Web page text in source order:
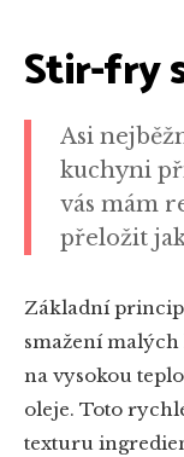
Stir-fry
Asi
kuchyni
vás mám
přeložit
Základní
smažení malých
na vysokou
oleje. Toto
texturu